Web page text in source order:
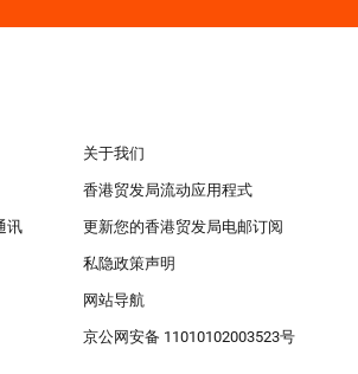
关于我们
香港贸发局流动应用程式
讯 更新您的香港贸发局电邮订阅
私隐政策声明
网站导航
京公网安备 11010102003523号